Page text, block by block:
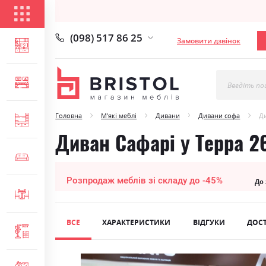
ВІТАЛЬНЯ
СПАЛЬНЯ
ДИТЯЧА
М'ЯКІ МЕБЛІ
(098) 517 86 25 Замовити дзвінок
Введіть
Головна М'які меблі Дивани Дивани софа
Диван Сафарі у Терра
Розпродаж меблів зі складу до -45% До
ВСЕ ХАРАКТЕРИСТИКИ ВІДГУКИ
Skip